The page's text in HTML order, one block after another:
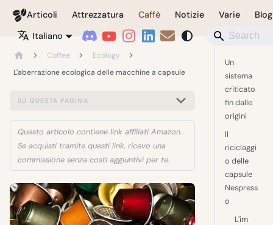
Coffeegeek
Articoli Attrezzatura Caffè Notizie Varie
Blog
Italiano
Coffee
Ecology
L'aberrazione ecologica delle macchine a capsule
SU QUESTA PAGINA
Questo articolo contiene link affiliati Amazon.
Se acquisti tramite questi link, ricevo una
commissione senza costi aggiuntivi per te.
Un
sistema
criticato
fin dalle
origini
Il
riciclaggi
o delle
capsule
Nespress
o
L'im